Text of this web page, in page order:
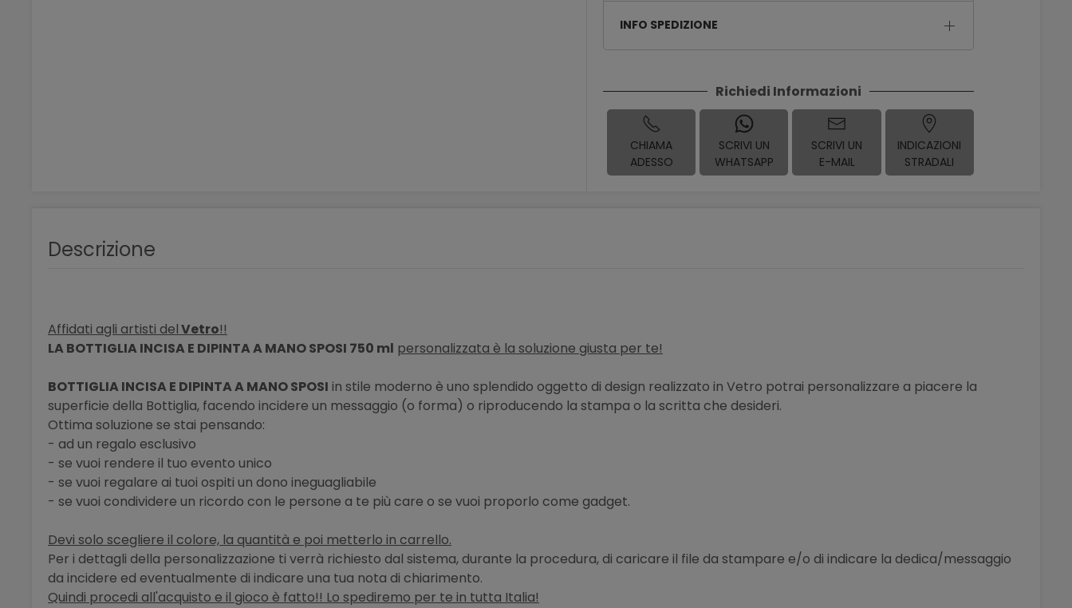
INFO SPEDIZIONE
Richiedi Informazioni
CHIAMA
ADESSO
SCRIVI UN
WHATSAPP
SCRIVI UN
E-MAIL
INDICAZIONI
STRADALI
Descrizione
Affidati agli artisti delVetro!!
LA BOTTIGLIA INCISA E DIPINTA A MANO SPOSI 750 ml personalizzata è la soluzione giusta per te!
BOTTIGLIA INCISA E DIPINTA A MANO SPOSI in stile moderno è uno splendido oggetto di design realizzato in Vetro potrai personalizzare a piacere la
superficie della Bottiglia, facendo incidere un messaggio (o forma) o riproducendo la stampa o la scritta che desideri.
Ottima soluzione se stai pensando:
- ad un regalo esclusivo
- se vuoi rendere il tuo evento unico
- se vuoi regalare ai tuoi ospiti un dono ineguagliabile
- se vuoi condividere un ricordo con le persone a te più care o se vuoi proporlo come gadget.
Devi solo scegliere il colore, la quantità e poi metterlo in carrello.
Per i dettagli della personalizzazione ti verrà richiesto dal sistema, durante la procedura, di caricare il file da stampare e/o di indicare la dedica/messaggio
da incidere ed eventualmente di indicare una tua nota di chiarimento.
Quindi procedi all'acquisto e il gioco è fatto!! Lo spediremo per te in tutta Italia!